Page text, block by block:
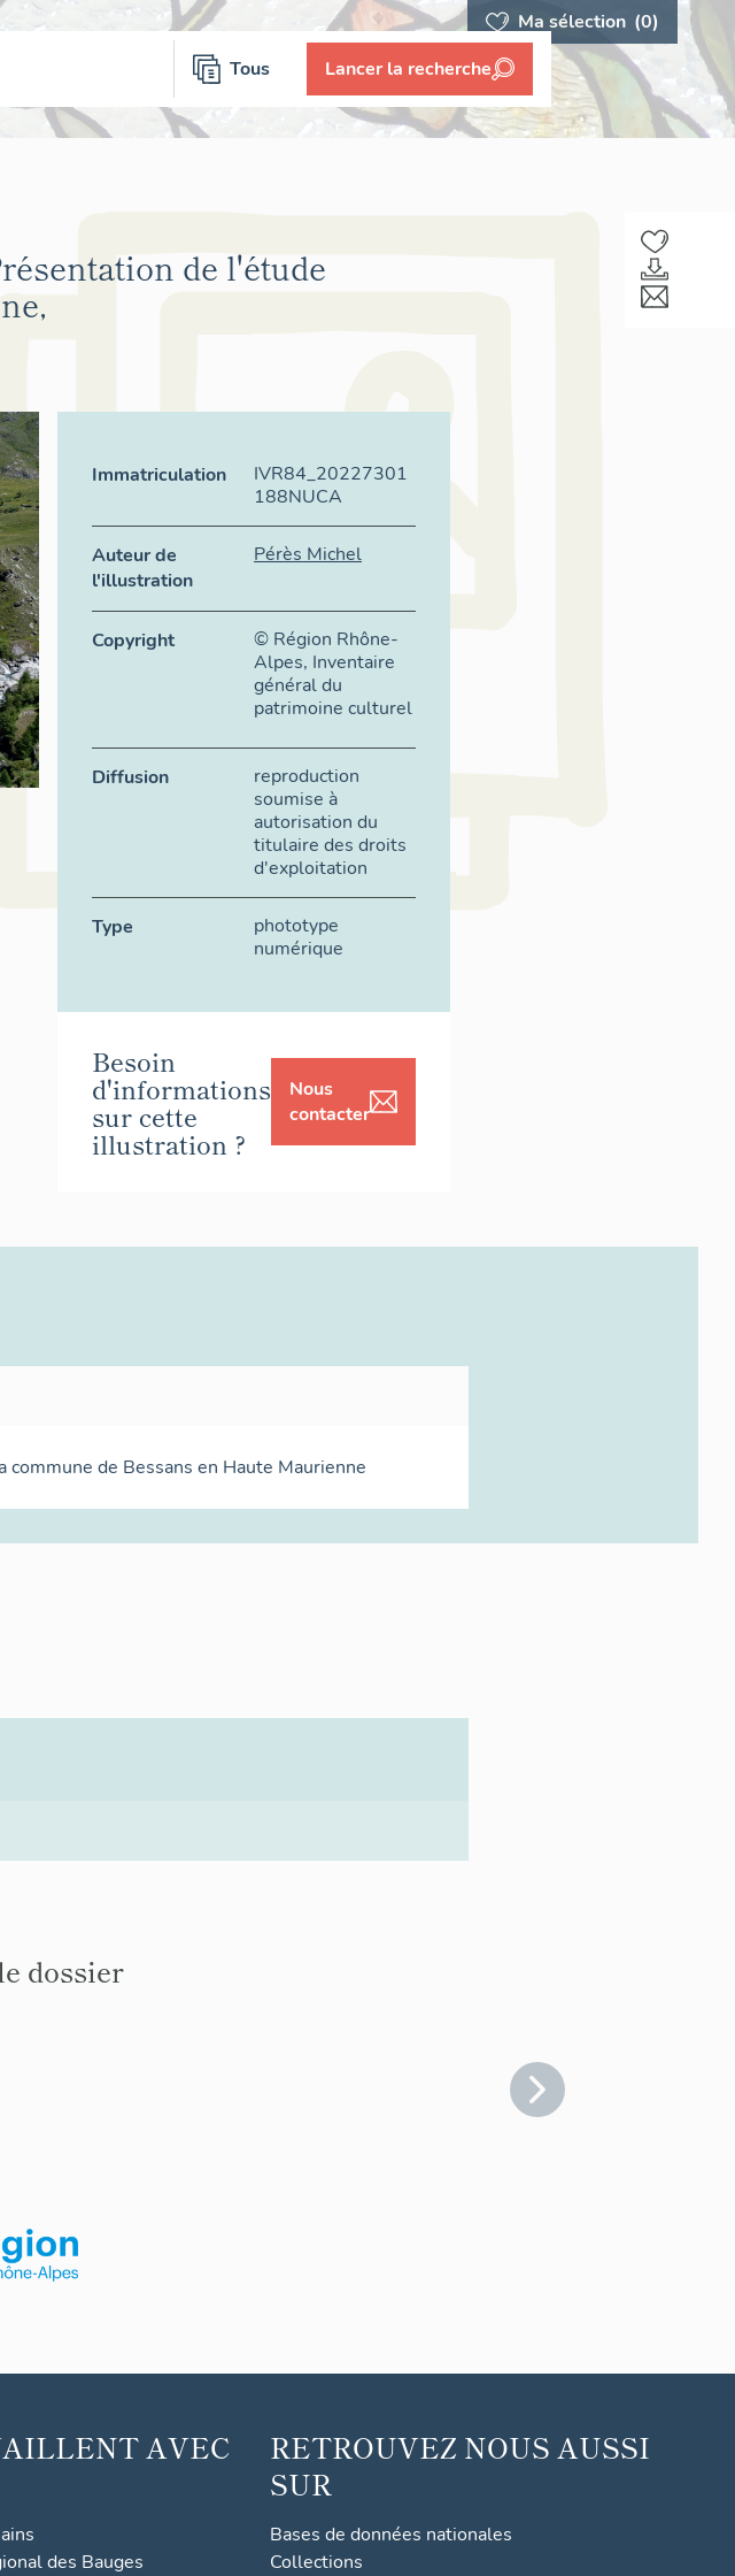
Ma sélection (0)
Tous Lancer la recherche
de l'étude
Immatriculation
IVR84_20227301
188NUCA
Auteur de
l'illustration
Pérès Michel
Copyright
© Région Rhône-
Alpes, Inventaire
général du
patrimoine culturel
Diffusion
reproduction
soumise à
autorisation du
titulaire des droits
d'exploitation
Type
phototype
numérique
Besoin
d'informations
sur cette
illustration ?
Nous
contacter
de Bessans en Haute Maurienne
dossier
AVEC
des Bauges
RETROUVEZ NOUS AUSSI
SUR
Bases de données nationales
Collections